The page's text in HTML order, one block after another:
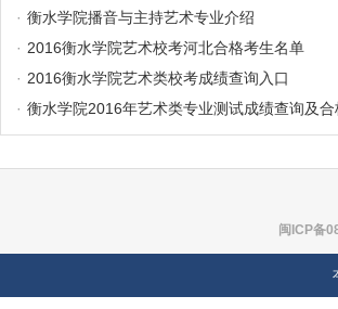
· 衡水学院播音与主持艺术专业介绍
· 2016衡水学院艺术校考河北合格考生名单
· 2016衡水学院艺术类校考成绩查询入口
· 衡水学院2016年艺术类专业测试成绩查询及合
闽ICP备